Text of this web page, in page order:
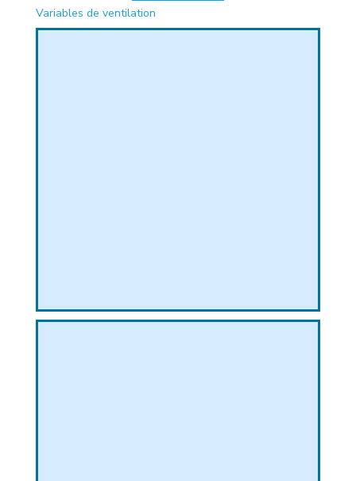
Variables de ventilation